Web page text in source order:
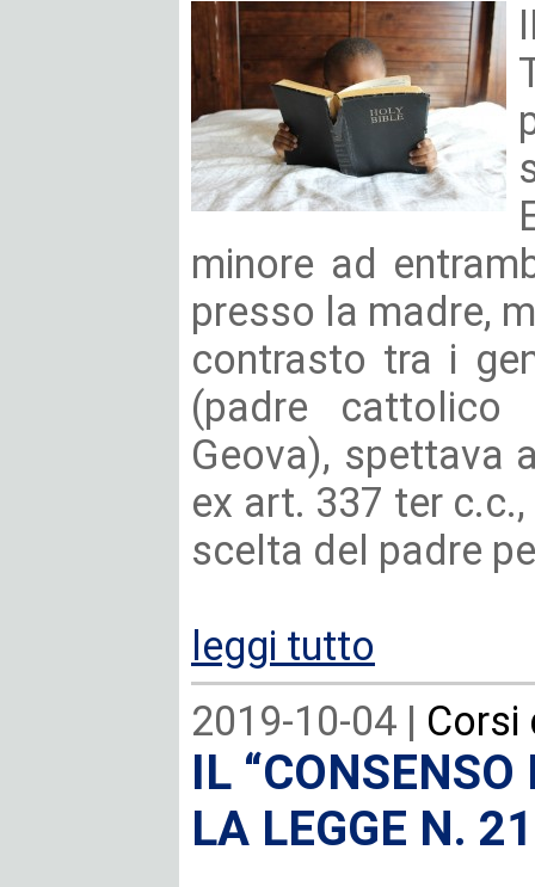
minore ad
presso la madre,
contrasto tra i
(padre
Geova), spettava
ex art. 337 ter
scelta del padre
leggi tutto
2019-10-04 | Corsi
IL
LA LEGGE N.